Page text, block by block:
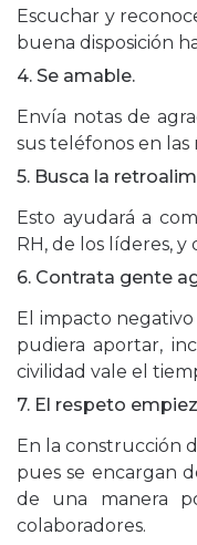
Escuchar y
buena disposición
4. Se amable.
Envía notas de
sus teléfonos en
5. Busca la
Esto ayudará a
RH, de los líderes, y
6. Contrata gente
El impacto
pudiera aportar,
civilidad vale el
7. El respeto
En la construcción
pues se encargan
de una manera
colaboradores.